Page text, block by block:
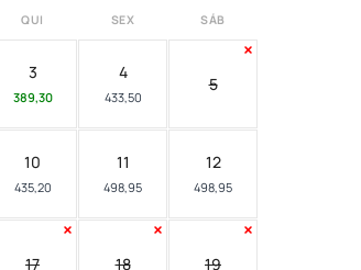
QUI SEX SÁB
3
389,30
4
433,50
5
10
435,20
11
498,95
12
498,95
17 18 19